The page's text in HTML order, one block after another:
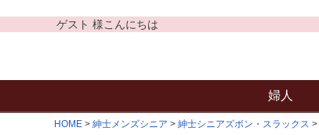
ゲスト 様こんにちは
婦人
HOME 紳士メンズシニア 紳士シニアズボン・スラックス